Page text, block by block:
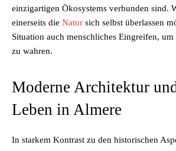
einzigartigen Ökosystems verbunden sind.
einerseits die Natur sich selbst überlassen
Situation auch menschliches Eingreifen,
zu wahren.
Moderne Architektur
Leben in Almere
In starkem Kontrast zu den historischen